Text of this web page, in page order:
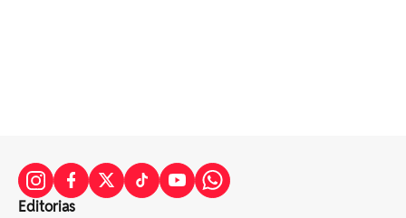
Editorias